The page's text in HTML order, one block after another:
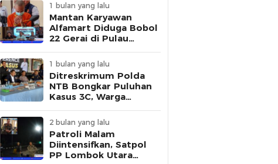
1 bulan yang lalu
Mantan Karyawan
Alfamart Diduga Bobol
22 Gerai di Pulau
Modus Pelaku
1 bulan yang lalu
Ditreskrimum Polda
NTB Bongkar Puluhan
Kasus 3C, Warga
Kewaspadaan
2 bulan yang lalu
Patroli Malam
Diintensifkan, Satpol
PP Lombok Utara